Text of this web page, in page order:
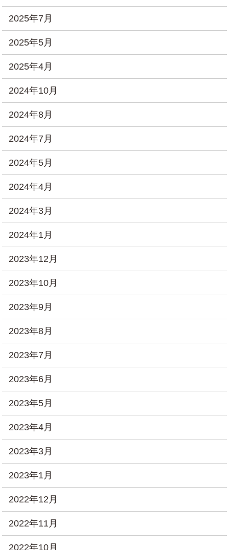
2025年7月
2025年5月
2025年4月
2024年10月
2024年8月
2024年7月
2024年5月
2024年4月
2024年3月
2024年1月
2023年12月
2023年10月
2023年9月
2023年8月
2023年7月
2023年6月
2023年5月
2023年4月
2023年3月
2023年1月
2022年12月
2022年11月
2022年10月